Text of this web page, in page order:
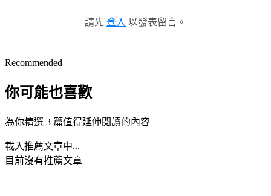
請先 登入 以發表留言。
Recommended
你可能也喜歡
為你精選 3 篇值得延伸閱讀的內容
載入推薦文章中...
目前沒有推薦文章